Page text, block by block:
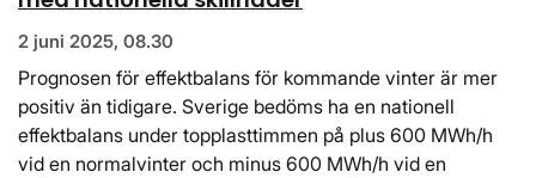
2 juni 2025, 08.30
Prognosen för effektbalans för kommande vinter är mer
positiv än tidigare. Sverige bedöms ha en nationell
effektbalans under topplasttimmen på plus 600 MWh/h
vid en normalvinter och minus 600 MWh/h vid en